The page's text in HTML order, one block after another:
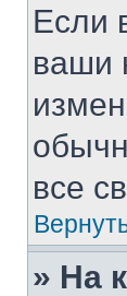
Если
ваши
все
» На